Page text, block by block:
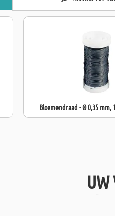
Bloemendraad - Ø 0,35 mm,
UW